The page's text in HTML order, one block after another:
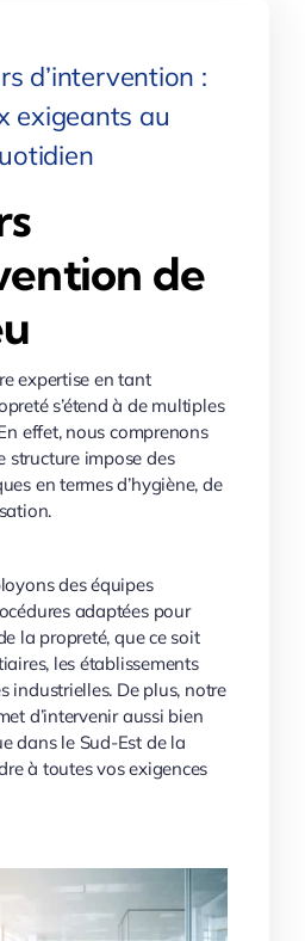
d’intervention :
exigeants au
de
expertise en tant
s’étend à de multiples
effet, nous comprenons
structure impose des
en termes d’hygiène, de
des équipes
adaptées pour
la propreté, que ce soit
les établissements
industrielles. De plus, notre
d’intervenir aussi bien
dans le Sud-Est de la
à toutes vos exigences